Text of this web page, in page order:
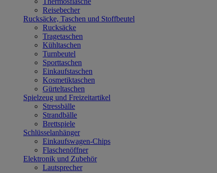
Reisebecher
Rucksäcke, Taschen und Stoffbeutel
Rucksäcke
Tragetaschen
Kühltaschen
Turnbeutel
Sporttaschen
Einkaufstaschen
Kosmetiktaschen
Gürteltaschen
Spielzeug und Freizeitartikel
Stressbälle
Strandbälle
Brettspiele
Schlüsselanhänger
Einkaufswagen-Chips
Flaschenöffner
Elektronik und Zubehör
Lautsprecher